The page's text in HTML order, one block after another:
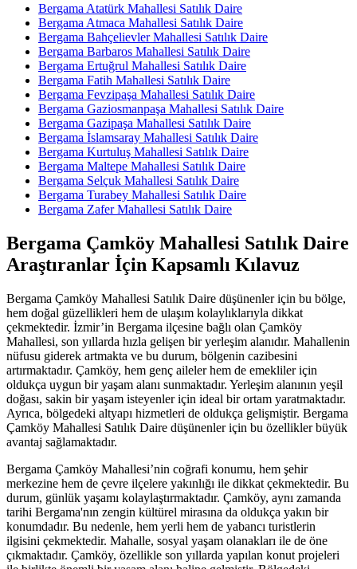
Bergama Atatürk Mahallesi Satılık Daire
Bergama Atmaca Mahallesi Satılık Daire
Bergama Bahçelievler Mahallesi Satılık Daire
Bergama Barbaros Mahallesi Satılık Daire
Bergama Ertuğrul Mahallesi Satılık Daire
Bergama Fatih Mahallesi Satılık Daire
Bergama Fevzipaşa Mahallesi Satılık Daire
Bergama Gaziosmanpaşa Mahallesi Satılık Daire
Bergama Gazipaşa Mahallesi Satılık Daire
Bergama İslamsaray Mahallesi Satılık Daire
Bergama Kurtuluş Mahallesi Satılık Daire
Bergama Maltepe Mahallesi Satılık Daire
Bergama Selçuk Mahallesi Satılık Daire
Bergama Turabey Mahallesi Satılık Daire
Bergama Zafer Mahallesi Satılık Daire
Bergama Çamköy Mahallesi Satılık Daire
Araştıranlar İçin Kapsamlı Kılavuz
Bergama Çamköy Mahallesi Satılık Daire düşünenler için bu bölge,
hem doğal güzellikleri hem de ulaşım kolaylıklarıyla dikkat
çekmektedir. İzmir’in Bergama ilçesine bağlı olan Çamköy
Mahallesi, son yıllarda hızla gelişen bir yerleşim alanıdır. Mahallenin
nüfusu giderek artmakta ve bu durum, bölgenin cazibesini
artırmaktadır. Çamköy, hem genç aileler hem de emekliler için
oldukça uygun bir yaşam alanı sunmaktadır. Yerleşim alanının yeşil
doğası, sakin bir yaşam isteyenler için ideal bir ortam yaratmaktadır.
Ayrıca, bölgedeki altyapı hizmetleri de oldukça gelişmiştir. Bergama
Çamköy Mahallesi Satılık Daire düşünenler için bu özellikler büyük
avantaj sağlamaktadır.
Bergama Çamköy Mahallesi’nin coğrafi konumu, hem şehir
merkezine hem de çevre ilçelere yakınlığı ile dikkat çekmektedir. Bu
durum, günlük yaşamı kolaylaştırmaktadır. Çamköy, aynı zamanda
tarihi Bergama'nın zengin kültürel mirasına da oldukça yakın bir
konumdadır. Bu nedenle, hem yerli hem de yabancı turistlerin
ilgisini çekmektedir. Mahalle, sosyal yaşam olanakları ile de öne
çıkmaktadır. Çamköy, özellikle son yıllarda yapılan konut projeleri